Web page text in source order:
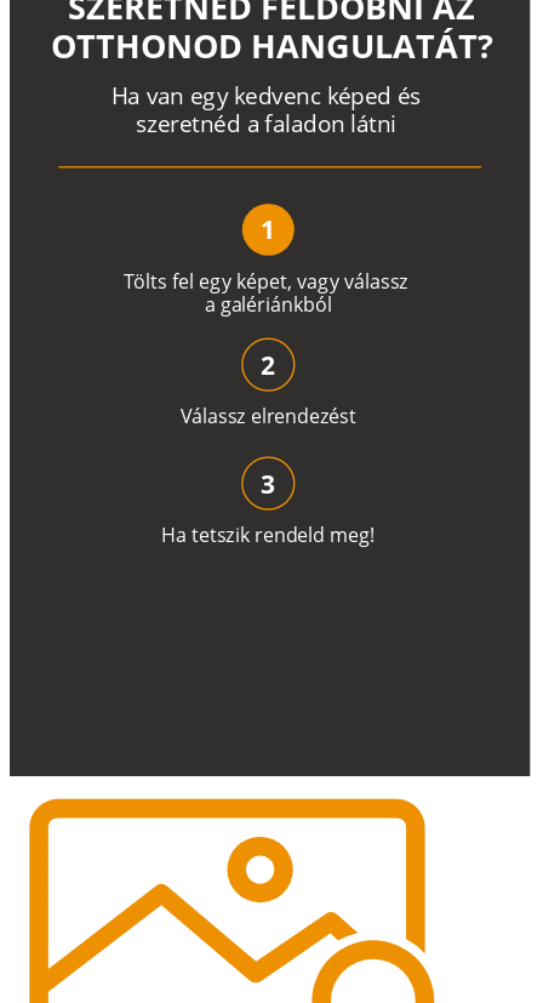
Tölts fel egy képet, vagyválassz
a galériánkból
Ha van egy kedvenc képed és
szeretnéd a faladon látni
OTTHONOD HANGULATÁT?
1
Válassz elrendezést
2
Ha tetszik rendeld meg!
3